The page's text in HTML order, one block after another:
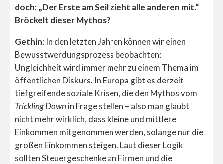
doch: „Der Erste am Seil zieht alle anderen mit.“
Bröckelt dieser Mythos?
Gethin: In den letzten Jahren können wir einen
Bewusstwerdungsprozess beobachten:
Ungleichheit wird immer mehr zu einem Thema im
öffentlichen Diskurs. In Europa gibt es derzeit
tiefgreifende soziale Krisen, die den Mythos vom
Trickling Downin Frage stellen – also man glaubt
nicht mehr wirklich, dass kleine und mittlere
Einkommen mitgenommen werden, solange nur die
großen Einkommen steigen. Laut dieser Logik
sollten Steuergeschenke an Firmen und die